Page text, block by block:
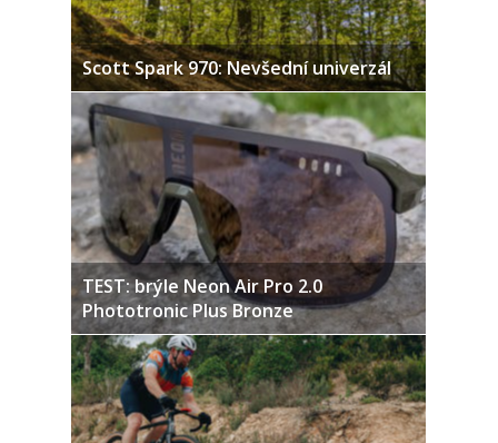
Scott Spark 970: Nevšední univerzál
TEST: brýle Neon Air Pro 2.0
Phototronic Plus Bronze